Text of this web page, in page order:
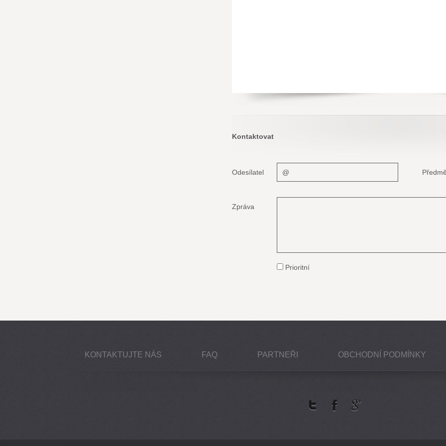
Kontaktovat
Odesílatel
Zpráva
Prioritní
KONTAKTUJTE NÁS FAQ PARTNEŘI OBCHODNÍ PODMÍNKY